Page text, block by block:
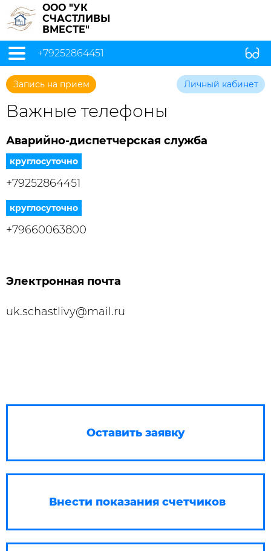
ООО "УК
СЧАСТЛИВЫ
ВМЕСТЕ"
+79252864451
Запись на прием Личный кабинет
Важные телефоны
Аварийно-диспетчерская служба
круглосуточно
+79252864451
круглосуточно
+79660063800
Электронная почта
uk.schastlivy@mail.ru
Оставить заявку
Внести показания счетчиков